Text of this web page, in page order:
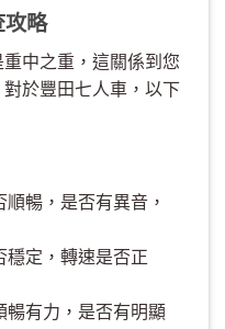
攻略
中之重，這關係到您
於豐田七人車，以下
暢，是否有異音，
穩定，轉速是否正
暢有力，是否有明顯